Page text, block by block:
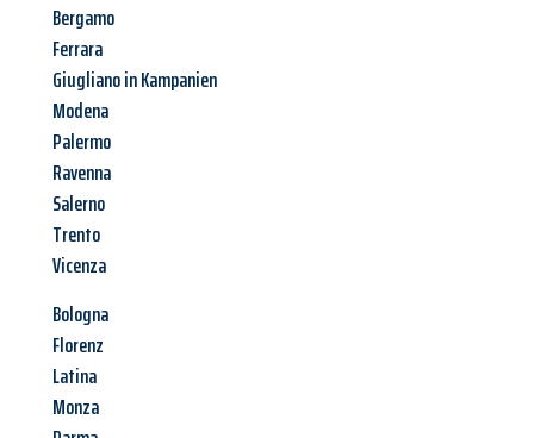
Bergamo
Ferrara
Giugliano in Kampanien
Modena
Palermo
Ravenna
Salerno
Trento
Vicenza
Bologna
Florenz
Latina
Monza